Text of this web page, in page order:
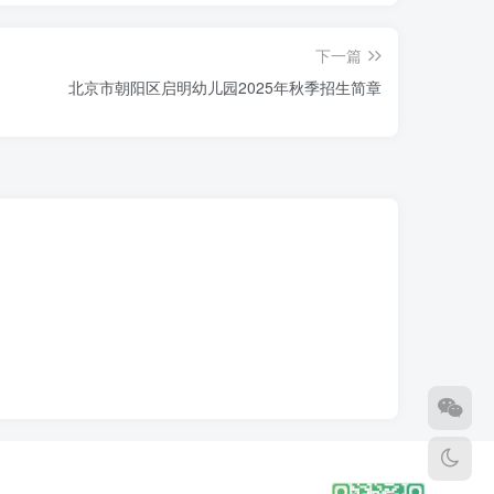
下一篇
北京市朝阳区启明幼儿园2025年秋季招生简章